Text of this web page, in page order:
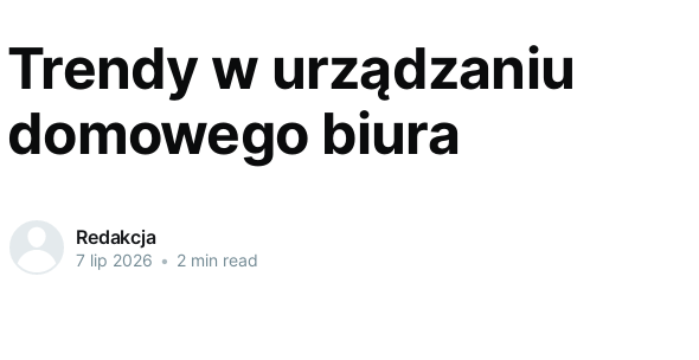
Trendy w urządzaniu
domowego biura
Redakcja
7 lip 2026 • 2 min read